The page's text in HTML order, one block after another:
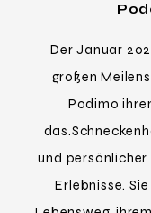
Der Januar
großen
Podimo
und persönlicher
Erlebnisse.